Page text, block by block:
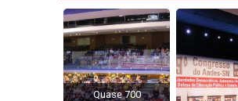
Quase 700